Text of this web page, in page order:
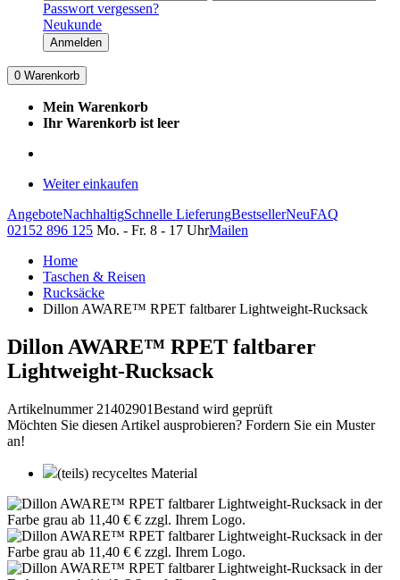
Passwort vergessen?
Neukunde
Anmelden
0 Warenkorb
Mein Warenkorb
Ihr Warenkorb ist leer
Weiter einkaufen
AngeboteNachhaltigSchnelle LieferungBestsellerNeuFAQ
02152 896 125 Mo. - Fr. 8 - 17 UhrMailen
Home
Taschen & Reisen
Rucksäcke
Dillon AWARE™ RPET faltbarer Lightweight-Rucksack
Dillon AWARE™ RPET faltbarer
Lightweight-Rucksack
Artikelnummer 21402901Bestand wird geprüft
Möchten Sie diesen Artikel ausprobieren? Fordern Sie ein Muster
an!
(teils) recyceltes Material